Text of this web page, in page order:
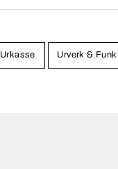
Urkasse Urverk &